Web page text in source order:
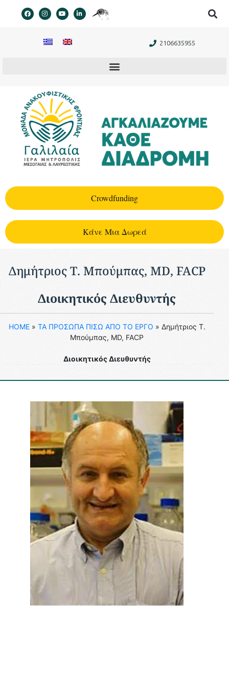
περιεχόμενο
2106635955
Crowdfunding
Kάνε Μια Δωρεά
Δημήτριος Τ. Μπούμπας, MD, FACP
Διοικητικός Διευθυντής
HOME» ΤΑ ΠΡΟΣΩΠΑ ΠΙΣΩ ΑΠΟ ΤΟ ΕΡΓΟ » Δημήτριος Τ.
Μπούμπας, MD, FACP
Διοικητικός Διευθυντής